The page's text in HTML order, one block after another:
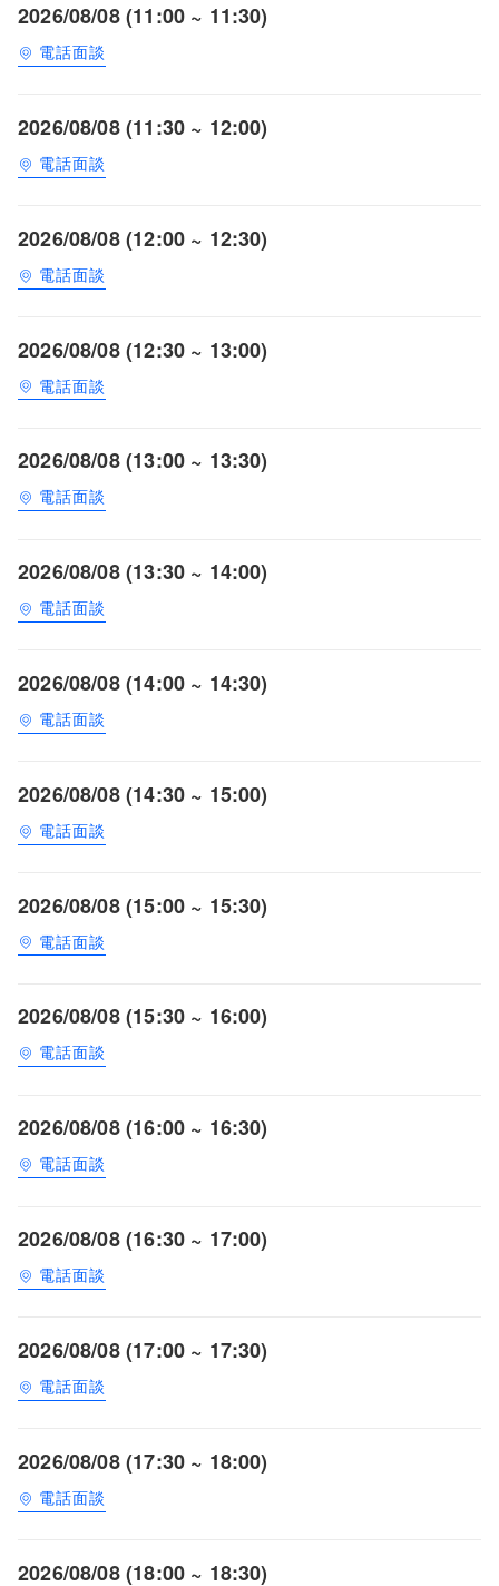
2026/08/08 (11:00 ~ 11:30)
電話面談
2026/08/08 (11:30 ~ 12:00)
電話面談
2026/08/08 (12:00 ~ 12:30)
電話面談
2026/08/08 (12:30 ~ 13:00)
電話面談
2026/08/08 (13:00 ~ 13:30)
電話面談
2026/08/08 (13:30 ~ 14:00)
電話面談
2026/08/08 (14:00 ~ 14:30)
電話面談
2026/08/08 (14:30 ~ 15:00)
電話面談
2026/08/08 (15:00 ~ 15:30)
電話面談
2026/08/08 (15:30 ~ 16:00)
電話面談
2026/08/08 (16:00 ~ 16:30)
電話面談
2026/08/08 (16:30 ~ 17:00)
電話面談
2026/08/08 (17:00 ~ 17:30)
電話面談
2026/08/08 (17:30 ~ 18:00)
電話面談
2026/08/08 (18:00 ~ 18:30)